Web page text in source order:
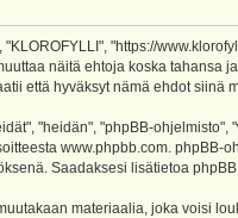
"https://
näitä ehtoja koska
että hyväksyt nämä ehdot siinä
"heidän", "phpBB-
www.phpbb.com. phpBB-
Saadaksesi lisätietoa
materiaalia, joka voisi